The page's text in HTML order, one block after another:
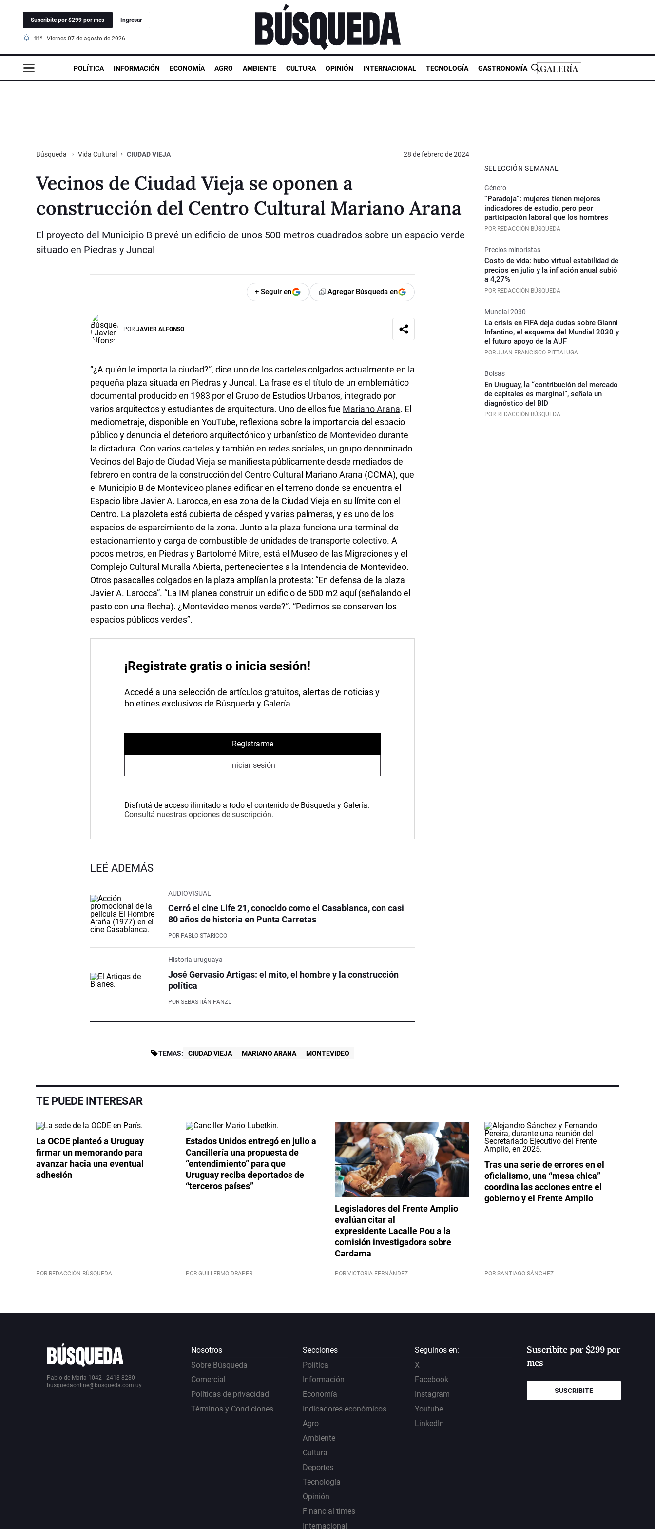
Suscribite por $299 por mes Ingresar
11° viernes 07 de agosto de 2026
POLÍTICA INFORMACIÓN ECONOMÍA AGRO AMBIENTE CULTURA OPINIÓN INTERNACIONAL TECNOLOGÍA GASTRONOMÍA
Búsqueda Vida Cultural CIUDAD VIEJA 28 de febrero de 2024
Vecinos de Ciudad Vieja se oponen a
construcción del Centro Cultural Mariano Arana
El proyecto del Municipio B prevé un edificio de unos 500 metros cuadrados sobre un espacio verde
situado en Piedras y Juncal
+ Seguir en Agregar Búsqueda en
POR JAVIER ALFONSO
“¿A quién le importa la ciudad?”, dice uno de los carteles colgados actualmente en la
pequeña plaza situada en Piedras y Juncal. La frase es el título de un emblemático
documental producido en 1983 por el Grupo de Estudios Urbanos, integrado por
varios arquitectos y estudiantes de arquitectura. Uno de ellos fue Mariano Arana. El
mediometraje, disponible en YouTube, reflexiona sobre la importancia del espacio
público y denuncia el deterioro arquitectónico y urbanístico de Montevideodurante
la dictadura. Con varios carteles y también en redes sociales, un grupo denominado
Vecinos del Bajo de Ciudad Vieja se manifiesta públicamente desde mediados de
febrero en contra de la construcción del Centro Cultural Mariano Arana (CCMA), que
el Municipio B de Montevideo planea edificar en el terreno donde se encuentra el
Espacio libre Javier A. Larocca, en esa zona de la Ciudad Vieja en su límite con el
Centro. La plazoleta está cubierta de césped y varias palmeras, y es uno de los
espacios de esparcimiento de la zona. Junto a la plaza funciona una terminal de
estacionamiento y carga de combustible de unidades de transporte colectivo. A
pocos metros, en Piedras y Bartolomé Mitre, está el Museo de las Migraciones y el
Complejo Cultural Muralla Abierta, pertenecientes a la Intendencia de Montevideo.
Otros pasacalles colgados en la plaza amplían la protesta: “En defensa de la plaza
Javier A. Larocca”. “La IM planea construir un edificio de 500 m2 aquí (señalando el
pasto con una flecha). ¿Montevideo menos verde?”. “Pedimos se conserven los
espacios públicos verdes”.
¡Registrate gratis o inicia sesión!
Accedé a una selección de artículos gratuitos, alertas de noticias y
boletines exclusivos de Búsqueda y Galería.
Registrarme
Iniciar sesión
Disfrutá de acceso ilimitado a todo el contenido de Búsqueda y Galería.
Consultá nuestras opciones de suscripción.
LEÉ ADEMÁS
AUDIOVISUAL
Cerró el cine Life 21, conocido como el Casablanca, con casi
80 años de historia en Punta Carretas
POR PABLO STARICCO
Historia uruguaya
José Gervasio Artigas: el mito, el hombre y la construcción
política
POR SEBASTIÁN PANZL
TEMAS: CIUDAD VIEJA MARIANO ARANA MONTEVIDEO
SELECCIÓN SEMANAL
Género
“Paradoja”: mujeres tienen mejores
indicadores de estudio, pero peor
participación laboral que los hombres
POR REDACCIÓN BÚSQUEDA
Precios minoristas
Costo de vida: hubo virtual estabilidad de
precios en julio y la inflación anual subió
a 4,27%
POR REDACCIÓN BÚSQUEDA
Mundial 2030
La crisis en FIFA deja dudas sobre Gianni
Infantino, el esquema del Mundial 2030 y
el futuro apoyo de la AUF
POR JUAN FRANCISCO PITTALUGA
Bolsas
En Uruguay, la “contribución del mercado
de capitales es marginal”, señala un
diagnóstico del BID
POR REDACCIÓN BÚSQUEDA
TE PUEDE INTERESAR
La OCDE planteó a Uruguay
firmar un memorando para
avanzar hacia una eventual
adhesión
POR REDACCIÓN BÚSQUEDA
Estados Unidos entregó en julio a
Cancillería una propuesta de
“entendimiento” para que
Uruguay reciba deportados de
“terceros países”
POR GUILLERMO DRAPER
Legisladores del Frente Amplio
evalúan citar al
expresidente Lacalle Pou a la
comisión investigadora sobre
Cardama
POR VICTORIA FERNÁNDEZ
Tras una serie de errores en el
oficialismo, una “mesa chica”
coordina las acciones entre el
gobierno y el Frente Amplio
POR SANTIAGO SÁNCHEZ
Pablo de María 1042 - 2418 8280
busquedaonline@busqueda.com.uy
Nosotros
Sobre Búsqueda
Comercial
Políticas de privacidad
Términos y Condiciones
Secciones
Política
Información
Economía
Indicadores económicos
Agro
Ambiente
Cultura
Deportes
Tecnología
Opinión
Financial times
Internacional
Seguinos en:
X
Facebook
Instagram
Youtube
LinkedIn
Suscribite por $299 por
mes
SUSCRIBITE